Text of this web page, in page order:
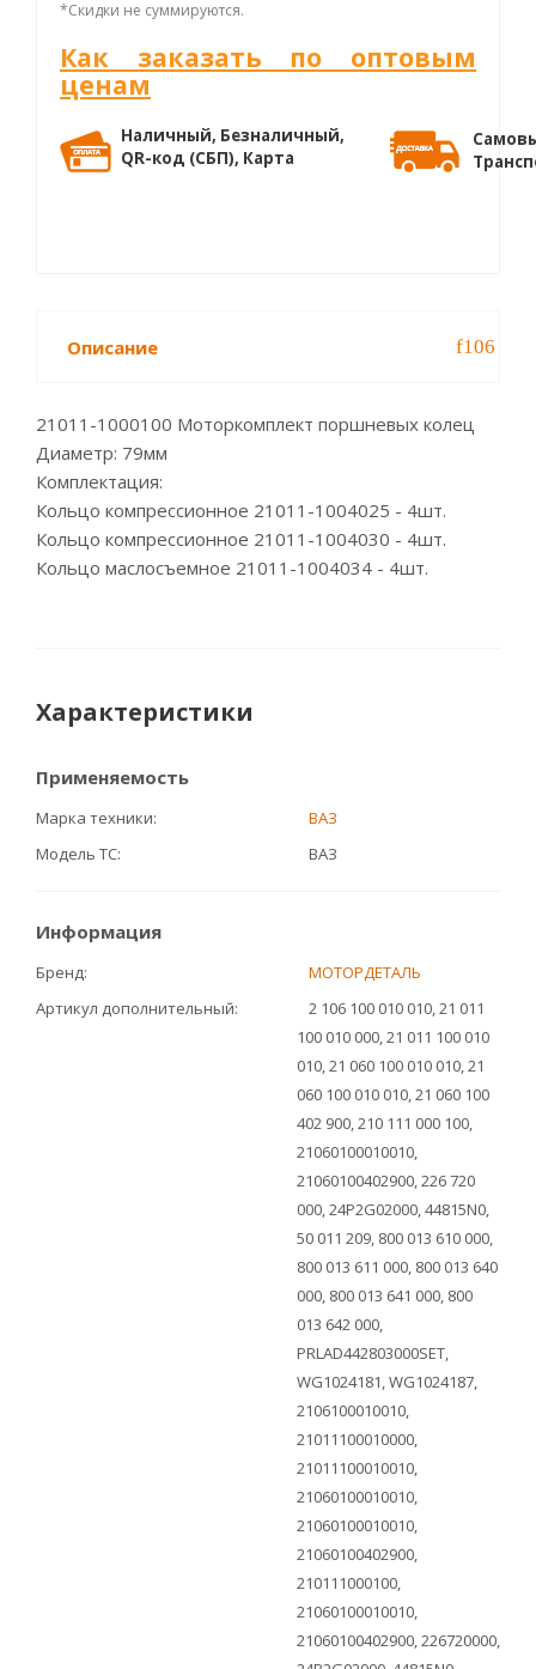
*Скидки не суммируются.
Как заказать по оптовым
ценам
Наличный, Безналичный,
QR-код (СБП), Карта
Описание
21011-1000100 Моторкомплект поршневых колец
Диаметр: 79мм
Комплектация:
Кольцо компрессионное 21011-1004025 - 4шт.
Кольцо компрессионное 21011-1004030 - 4шт.
Кольцо маслосъемное 21011-1004034 - 4шт.
Характеристики
Применяемость
Марка техники
ВАЗ
Модель ТС
ВАЗ
Информация
Бренд
МОТОРДЕТАЛЬ
Артикул дополнительный
2 106 100 010 010, 21 011
100 010 000, 21 011 100 010
010, 21 060 100 010 010, 21
060 100 010 010, 21 060 100
402 900, 210 111 000 100,
21060100010010,
21060100402900, 226 720
000, 24P2G02000, 44815N0,
50 011 209, 800 013 610 000,
800 013 611 000, 800 013 640
000, 800 013 641 000, 800
013 642 000,
PRLAD442803000SET,
WG1024181, WG1024187,
2106100010010,
21011100010000,
21011100010010,
21060100010010,
21060100010010,
21060100402900,
210111000100,
21060100010010,
21060100402900, 226720000,